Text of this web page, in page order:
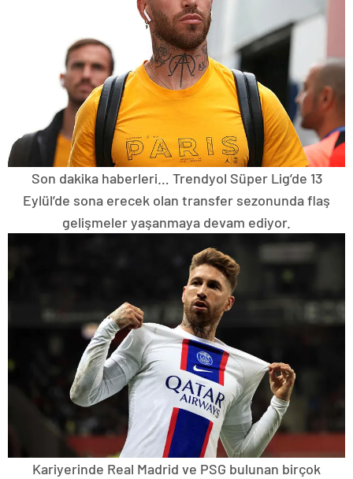
Son dakika haberleri… Trendyol Süper Lig’de 13
Eylül’de sona erecek olan transfer sezonunda flaş
gelişmeler yaşanmaya devam ediyor.
Kariyerinde Real Madrid ve PSG bulunan birçok